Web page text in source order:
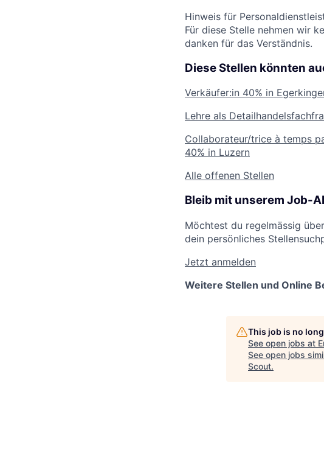
Hinweis für
Für diese Stelle nehmen wir
danken für das Verständnis.
Diese Stellen könnten
Verkäufer:in 40% in
Lehre als
Collaborateur/trice à temps
40% in Luzern
Alle offenen Stellen
Bleib mit unserem Job-
Möchtest du regelmässig
dein persönliches
Jetzt anmelden
Weitere Stellen und Online
This job is no
See open jobs at
See open jobs
Scout.